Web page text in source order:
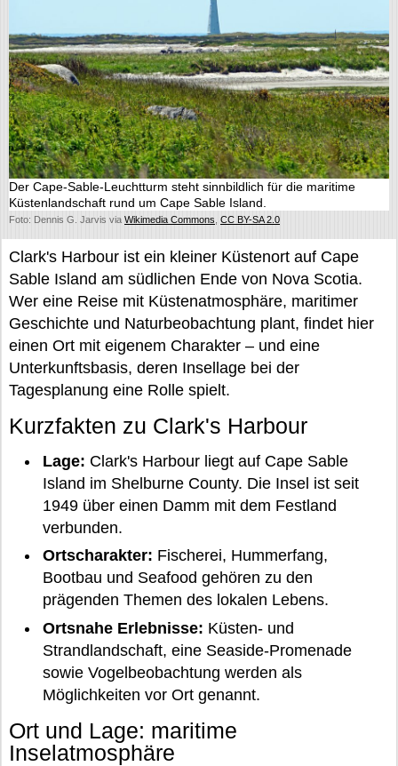
Der Cape-Sable-Leuchtturm steht sinnbildlich für die maritime
Küstenlandschaft rund um Cape Sable Island.
Foto: Dennis G. Jarvis via Wikimedia Commons CC BY-SA 2.0
Clark's Harbour ist ein kleiner Küstenort auf Cape
Sable Island am südlichen Ende von Nova Scotia.
Wer eine Reise mit Küstenatmosphäre, maritimer
Geschichte und Naturbeobachtung plant, findet hier
einen Ort mit eigenem Charakter – und eine
Unterkunftsbasis, deren Insellage bei der
Tagesplanung eine Rolle spielt.
Kurzfakten zu Clark's Harbour
Lage: Clark's Harbour liegt auf Cape Sable
Island im Shelburne County. Die Insel ist seit
1949 über einen Damm mit dem Festland
verbunden.
Ortscharakter: Fischerei, Hummerfang,
Bootbau und Seafood gehören zu den
prägenden Themen des lokalen Lebens.
Ortsnahe Erlebnisse: Küsten- und
Strandlandschaft, eine Seaside-Promenade
sowie Vogelbeobachtung werden als
Möglichkeiten vor Ort genannt.
Ort und Lage: maritime
Inselatmosphäre